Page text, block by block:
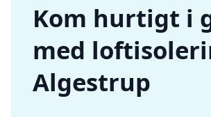
Kom hurtigt i
med
Algestrup